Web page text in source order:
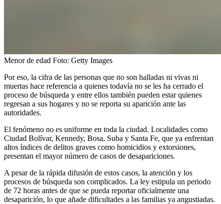
Menor de edad Foto: Getty Images
Por eso, la cifra de las personas que no son halladas ni vivas ni
muertas hace referencia a quienes todavía no se les ha cerrado el
proceso de búsqueda y entre ellos también pueden estar quienes
regresan a sus hogares y no se reporta su aparición ante las
autoridades.
El fenómeno no es uniforme en toda la ciudad. Localidades como
Ciudad Bolívar, Kennedy, Bosa, Suba y Santa Fe, que ya enfrentan
altos índices de delitos graves como homicidios y extorsiones,
presentan el mayor número de casos de desapariciones.
A pesar de la rápida difusión de estos casos, la atención y los
procesos de búsqueda son complicados. La ley estipula un periodo
de 72 horas antes de que se pueda reportar oficialmente una
desaparición, lo que añade dificultades a las familias ya angustiadas.